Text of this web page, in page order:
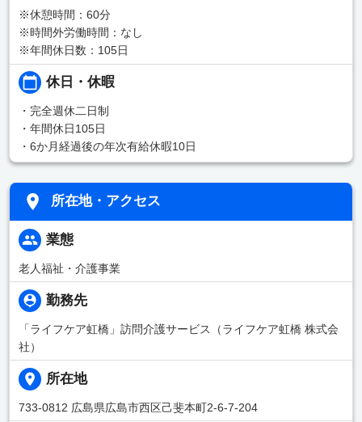
※休憩時間：60分
※時間外労働時間：なし
※年間休日数：105日
休日・休暇
・完全週休二日制
・年間休日105日
・6か月経過後の年次有給休暇10日
所在地・アクセス
業態
老人福祉・介護事業
勤務先
「ライフケア虹橋」訪問介護サービス（ライフケア虹橋 株式会
社）
所在地
733-0812 広島県広島市西区己斐本町2-6-7-204